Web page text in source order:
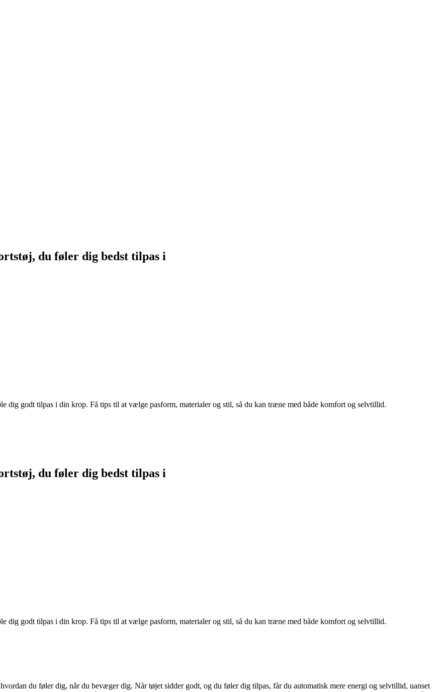
du føler dig bedst tilpas i
dig godt tilpas i din krop. Få tips til at vælge pasform, materialer og stil, så du kan træne med både komfort og selvtillid.
du føler dig bedst tilpas i
dig godt tilpas i din krop. Få tips til at vælge pasform, materialer og stil, så du kan træne med både komfort og selvtillid.
du føler dig, når du bevæger dig. Når tøjet sidder godt, og du føler dig tilpas, får du automatisk mere energi og selvtillid, uanset